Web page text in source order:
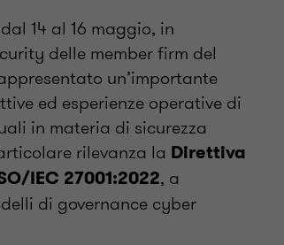
14 al 16 maggio, in
delle member firm del
un’importante
ed esperienze operative di
in materia di sicurezza
rilevanza la Direttiva
IEC 27001:2022, a
di governance cyber